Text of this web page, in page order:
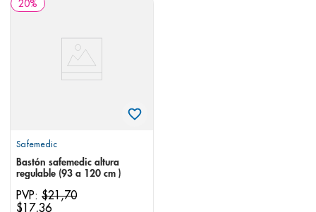
20%
Safemedic
Bastón safemedic altura
regulable (93 a 120 cm )
PVP: $21,70
$17,36
7.
panolini
prueba embarazo